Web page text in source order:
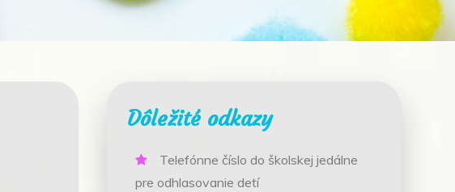
Dôležité odkazy
Telefónne číslo do školskej jedálne
pre odhlasovanie detí